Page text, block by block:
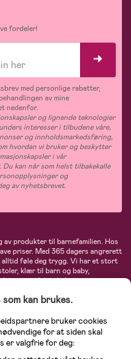
fordeler!
med personlige rabatter,
av mine
nedenfor.
og lignende teknologier
interesser i tilbudene våre,
og innholdsmarkedsføring,
hvordan vi bruker og beskytter
i vår
. Du kan når som helst tilbakekalle
og
av nyhetsbrevet.
produkter til barnefamilien. Hos
priser. Med 365 dagers angrerett
alltid føle deg trygg. Vi har et stort
klær til barn og baby,
interiør, leker, babyustyr og mye
KidKraft, Ergobaby, Philips
kan brukes.
bruker cookies
for at siden skal
er valgfrie for deg: